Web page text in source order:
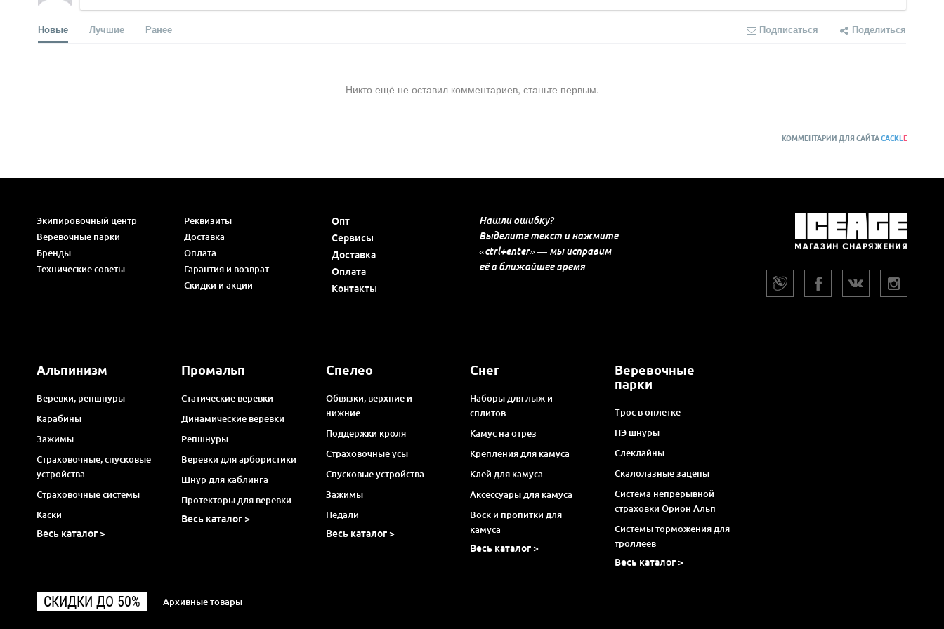
Новые Лучшие Ранее Подписаться Поделиться
Никто ещё не оставил комментариев, станьте первым.
КОММЕНТАРИИ ДЛЯ САЙТАCACKL E
Экипировочный центр
Веревочные парки
Бренды
Технические советы
Реквизиты
Доставка
Оплата
Гарантия и возврат
Скидки и акции
Опт
Сервисы
Доставка
Оплата
Контакты
Нашли ошибку?
Выделите текст и нажмите
«ctrl+enter» — мы исправим
её в ближайшее время
Альпинизм
Веревки, репшнуры
Карабины
Зажимы
Страховочные, спусковые
устройства
Страховочные системы
Каски
Весь каталог >
Промальп
Статические веревки
Динамические веревки
Репшнуры
Веревки для арбористики
Шнур для каблинга
Протекторы для веревки
Весь каталог >
Спелео
Обвязки, верхние и
нижние
Поддержки кроля
Страховочные усы
Спусковые устройства
Зажимы
Педали
Весь каталог >
Снег
Наборы для лыж и
сплитов
Камус на отрез
Крепления для камуса
Клей для камуса
Аксессуары для камуса
Воск и пропитки для
камуса
Весь каталог >
Веревочные
парки
Трос в оплетке
ПЭ шнуры
Слеклайны
Скалолазные зацепы
Система непрерывной
страховки Орион Альп
Системы торможения для
троллеев
Весь каталог >
СКИДКИ ДО 50% Архивные товары